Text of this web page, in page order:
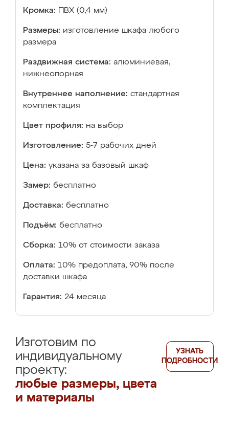
Кромка: ПВХ (0,4 мм)
Размеры: изготовление шкафа любого
размера
Раздвижная система: алюминиевая,
нижнеопорная
Внутреннее наполнение: стандартная
комплектация
Цвет профиля: на выбор
Изготовление: 5-7 рабочих дней
Цена: указана за базовый шкаф
Замер: бесплатно
Доставка: бесплатно
Подъём: бесплатно
Сборка: 10% от стоимости заказа
Оплата: 10% предоплата, 90% после
доставки шкафа
Гарантия: 24 месяца
Изготовим по
индивидуальному
проекту:
любые размеры, цвета
и материалы
УЗНАТЬ
ПОДРОБНОСТИ